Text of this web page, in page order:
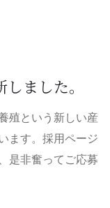
ました。
殖という新しい産
ます。採用ページ
是非奮ってご応募